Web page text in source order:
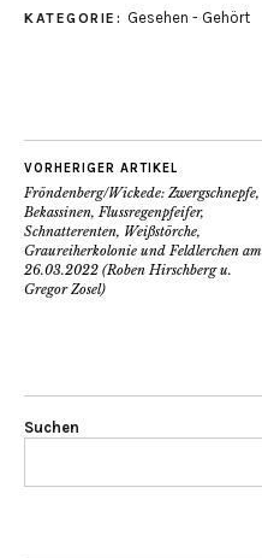
KATEGORIE: Gesehen - Gehört
VORHERIGER ARTIKEL
Fröndenberg/Wickede: Zwergschnepfe,
Bekassinen, Flussregenpfeifer,
Schnatterenten, Weißstörche,
Graureiherkolonie und Feldlerchen am
26.03.2022 (Roben Hirschberg u.
Gregor Zosel)
Suchen